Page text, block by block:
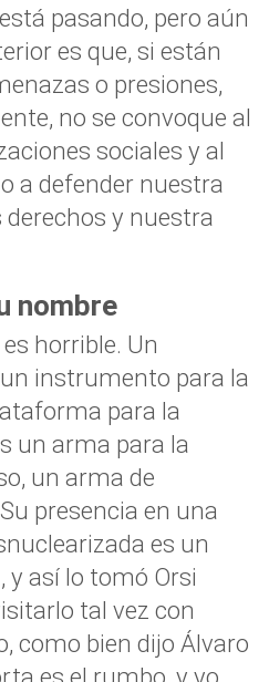
pasando, pero aún
es que, si están
o presiones,
no se convoque al
sociales y al
a defender nuestra
y nuestra
nombre
horrible. Un
instrumento para la
para la
un arma para la
un arma de
presencia en una
es un
y así lo tomó Orsi
tal vez con
como bien dijo Álvaro